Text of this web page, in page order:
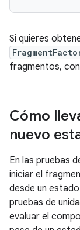
Si quieres
fragmentos,
Cómo
nuevo
En las pruebas
iniciar el
desde un estado
pruebas de
evaluar el